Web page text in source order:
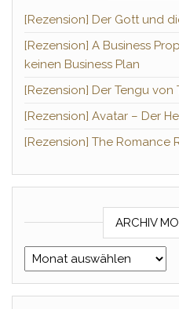
[Rezension] Der Gott und
[Rezension] A Business
keinen Business Plan
[Rezension] Der Tengu von
[Rezension] Avatar – Der
[Rezension] The Romance
ARCHIV
Archiv Monat/Jahr